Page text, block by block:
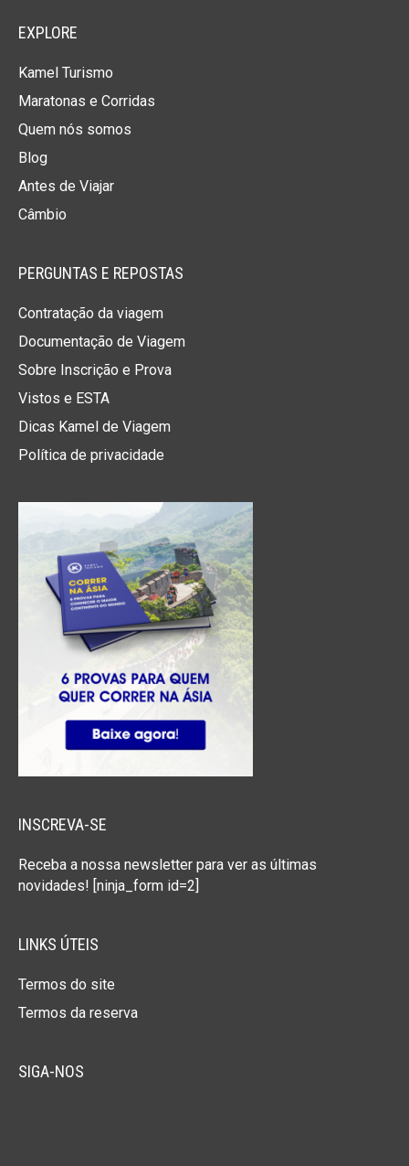
EXPLORE
Kamel Turismo
Maratonas e Corridas
Quem nós somos
Blog
Antes de Viajar
Câmbio
PERGUNTAS E REPOSTAS
Contratação da viagem
Documentação de Viagem
Sobre Inscrição e Prova
Vistos e ESTA
Dicas Kamel de Viagem
Política de privacidade
INSCREVA-SE
Receba a nossa newsletter para ver as últimas
novidades! [ninja_form id=2]
LINKS ÚTEIS
Termos do site
Termos da reserva
SIGA-NOS